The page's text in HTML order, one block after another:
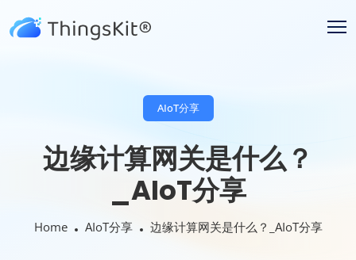
AIoT分享
边缘计算网关是什么？
_AIoT分享
Home AIoT分享 边缘计算网关是什么？_AIoT分享